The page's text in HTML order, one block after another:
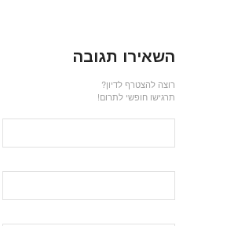
השאירו תגובה
רוצה להצטרף לדיון?
תרגישו חופשי לתרום!